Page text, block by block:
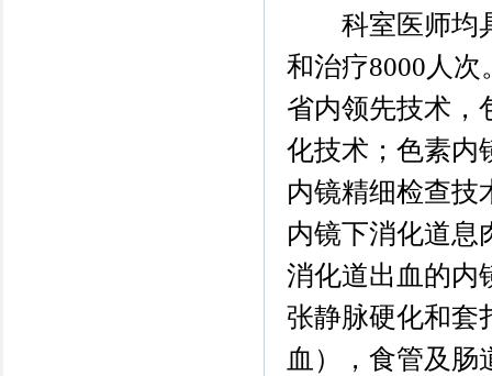
科室医师均具
和治疗8000人
省内领先技术，
化技术；色素内
内镜精细检查技
内镜下消化道息
消化道出血的内
张静脉硬化和套
血），食管及肠